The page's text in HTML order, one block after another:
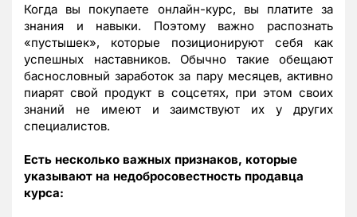
Когда вы покупаете онлайн-курс, вы платите за
знания и навыки. Поэтому важно распознать
«пустышек», которые позиционируют себя как
успешных наставников. Обычно такие обещают
баснословный заработок за пару месяцев, активно
пиарят свой продукт в соцсетях, при этом своих
знаний не имеют и заимствуют их у других
специалистов.
Есть несколько важных признаков, которые
указывают на недобросовестность продавца
курса: